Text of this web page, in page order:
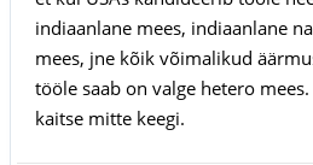
indiaanlane mees, indiaanlane
mees, jne kõik võimalikud
tööle saab on valge hetero
kaitse mitte keegi.